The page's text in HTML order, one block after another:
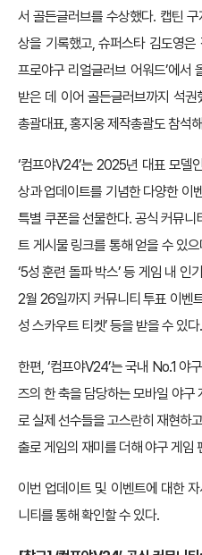
서 골든글러브를 수상했다. 캡틴
상을 기록했고, 슈퍼스타 김도영
프로야구 리얼글러브 어워드’에서
받은 데 이어 골든글러브까지 석
총괄대표, 홍지웅 제작총괄도 참석
‘컴프야V24’는 2025년 대표 모델
상과 업데이트를 기념한 다양한 이
특별 쿠폰을 선물한다. 공식 커뮤
트 게시물 링크를 통해 얻을 수 있으
‘5성 훈련 돌파 박스’ 등 게임 내 인
2월 26일까지 커뮤니티 투표 이벤
성 스카우트 티켓’ 등을 받을 수 있다.
한편, ‘컴프야V24’는 국내 No.1 야
즈의 한 축을 담당하는 모바일 야구
로 실제 선수들을 고스란히 재현하
출로 게임의 재미를 더해 야구 게임
이번 업데이트 및 이벤트에 대한
니티를 통해 확인할 수 있다.